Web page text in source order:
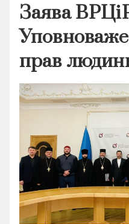
Заява
прав